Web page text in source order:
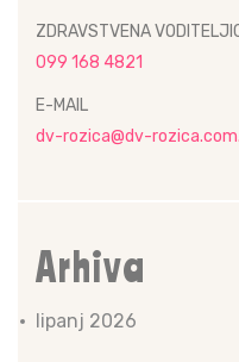
ZDRAVSTVENA
099 168 4821
E-MAIL
dv-rozica@dv-
Arhiva
lipanj 2026